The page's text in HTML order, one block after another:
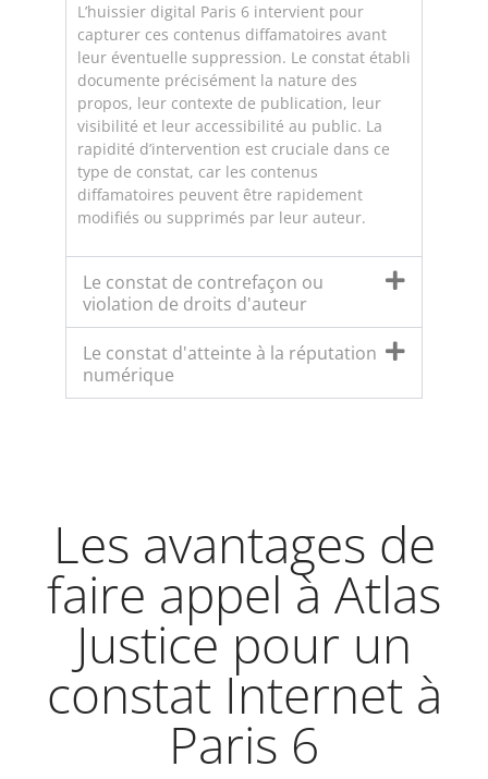
L’huissier digital Paris 6 intervient pour
capturer ces contenus diffamatoires avant
leur éventuelle suppression. Le constat établi
documente précisément la nature des
propos, leur contexte de publication, leur
visibilité et leur accessibilité au public. La
rapidité d’intervention est cruciale dans ce
type de constat, car les contenus
diffamatoires peuvent être rapidement
modifiés ou supprimés par leur auteur.
Le constat de contrefaçon ou
violation de droits d'auteur
Le constat d'atteinte à la réputation
numérique
Les avantages de
faire appel à Atlas
Justice pour un
constat Internet à
Paris 6